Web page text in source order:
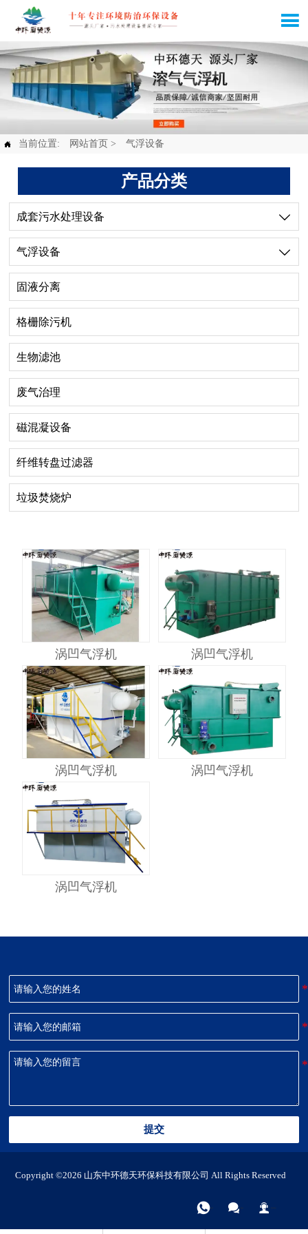

 当前位置: 网站首页 > 气浮设备
产品分类
成套污水处理设备 
气浮设备 
固液分离
格栅除污机
生物滤池
废气治理
磁混凝设备
纤维转盘过滤器
垃圾焚烧炉
涡凹气浮机 涡凹气浮机
涡凹气浮机 涡凹气浮机
涡凹气浮机
提交
Copyright ©2026 山东中环德天环保科技有限公司 All Rights Reserved
  